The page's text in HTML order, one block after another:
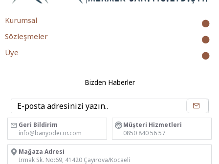
Kurumsal
Sözleşmeler
Üye
Bizden Haberler
Geri Bildirim
info@banyodecor.com
Müşteri Hizmetleri
0850 840 56 57
Mağaza Adresi
Irmak Sk. No:69, 41420 Çayırova/Kocaeli